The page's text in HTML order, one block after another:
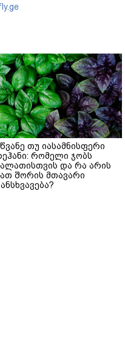
თუ იასამნისფერი
რომელი ჯობს
და რა არის
შორის მთავარი